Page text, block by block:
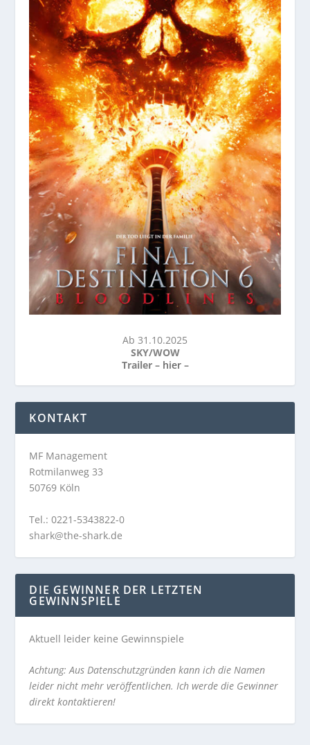
Ab 31.10.2025
SKY/WOW
Trailer – hier –
KONTAKT
MF Management
Rotmilanweg 33
50769 Köln
Tel.: 0221-5343822-0
shark@the-shark.de
DIE GEWINNER DER LETZTEN
GEWINNSPIELE
Aktuell leider keine Gewinnspiele
Achtung: Aus Datenschutzgründen kann ich die Namen
leider nicht mehr veröffentlichen. Ich werde die Gewinner
direkt kontaktieren!